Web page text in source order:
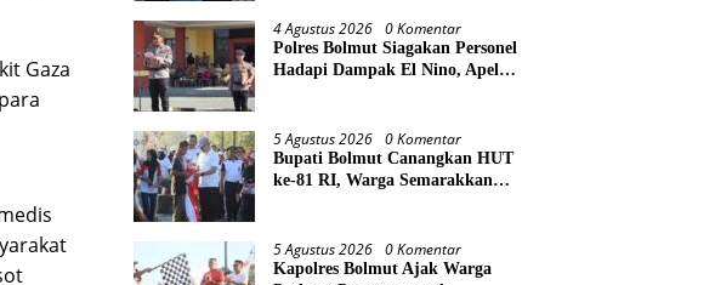
Gaza
4 Agustus 2026 0 Komentar
Polres Bolmut Siagakan Personel
Hadapi Dampak El Nino, Apel
5 Agustus 2026 0 Komentar
Bupati Bolmut Canangkan HUT
ke-81 RI, Warga Semarakkan
5 Agustus 2026 0 Komentar
Kapolres Bolmut Ajak Warga